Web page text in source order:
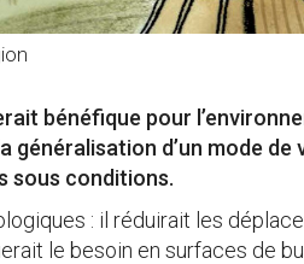
bénéfique pour
généralisation d’un mode
sous conditions.
: il réduirait les
le besoin en surfaces de